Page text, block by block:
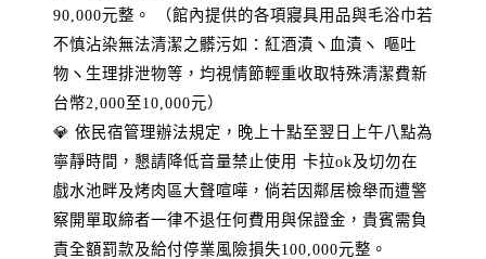
90,000元整。 （館內提供的各項寢具用品與毛浴巾若
不慎沾染無法清潔之髒污如：紅酒漬ヽ血漬ヽ 嘔吐
物ヽ生理排泄物等，均視情節輕重收取特殊清潔費新
台幣2,000至10,000元）
💎 依民宿管理辦法規定，晚上十點至翌日上午八點為
寧靜時間，懇請降低音量禁止使用 卡拉ok及切勿在
戲水池畔及烤肉區大聲喧嘩，倘若因鄰居檢舉而遭警
察開單取締者一律不退任何費用與保證金，貴賓需負
責全額罰款及給付停業風險損失100,000元整。